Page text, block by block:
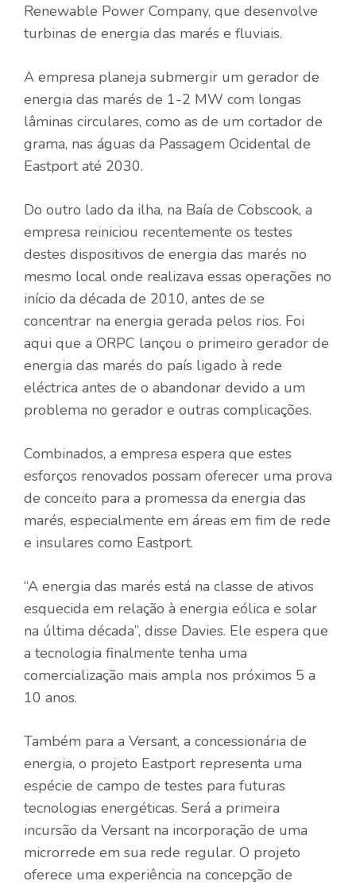
Renewable Power Company, que desenvolve
turbinas de energia das marés e fluviais.
A empresa planeja submergir um gerador de
energia das marés de 1-2 MW com longas
lâminas circulares, como as de um cortador de
grama, nas águas da Passagem Ocidental de
Eastport até 2030.
Do outro lado da ilha, na Baía de Cobscook, a
empresa reiniciou recentemente os testes
destes dispositivos de energia das marés no
mesmo local onde realizava essas operações no
início da década de 2010, antes de se
concentrar na energia gerada pelos rios. Foi
aqui que a ORPC lançou o primeiro gerador de
energia das marés do país ligado à rede
eléctrica antes de o abandonar devido a um
problema no gerador e outras complicações.
Combinados, a empresa espera que estes
esforços renovados possam oferecer uma prova
de conceito para a promessa da energia das
marés, especialmente em áreas em fim de rede
e insulares como Eastport.
“A energia das marés está na classe de ativos
esquecida em relação à energia eólica e solar
na última década”, disse Davies. Ele espera que
a tecnologia finalmente tenha uma
comercialização mais ampla nos próximos 5 a
10 anos.
Também para a Versant, a concessionária de
energia, o projeto Eastport representa uma
espécie de campo de testes para futuras
tecnologias energéticas. Será a primeira
incursão da Versant na incorporação de uma
microrrede em sua rede regular. O projeto
oferece uma experiência na concepção de